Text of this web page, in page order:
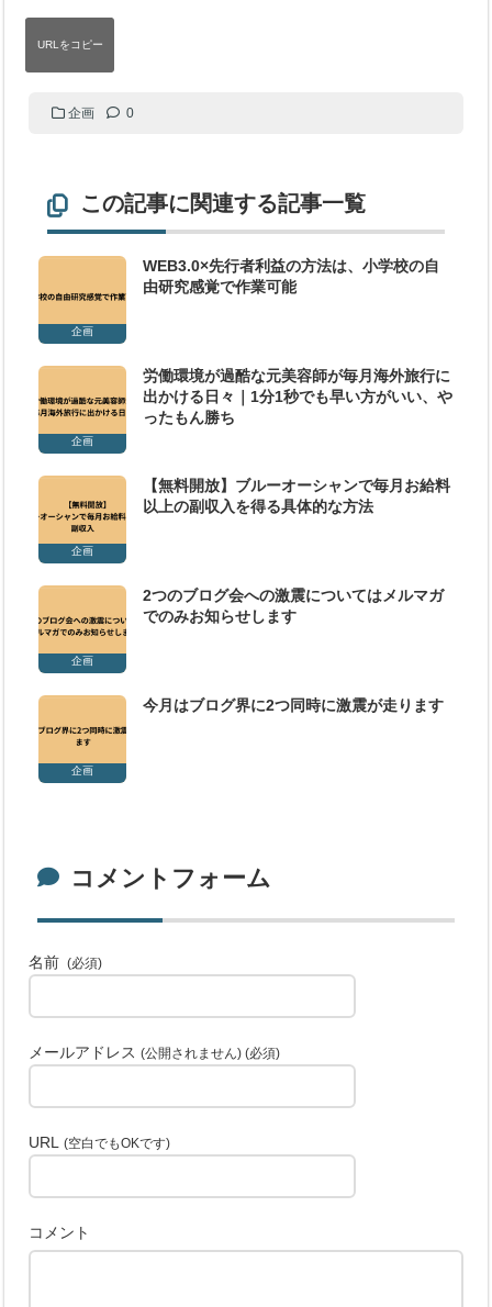
企画 0
この記事に関連する記事一覧
企画
WEB3.0×先行者利益の方法は、小学校の自
由研究感覚で作業可能
企画
労働環境が過酷な元美容師が毎月海外旅行に
出かける日々｜1分1秒でも早い方がいい、や
ったもん勝ち
企画
【無料開放】ブルーオーシャンで毎月お給料
以上の副収入を得る具体的な方法
企画
2つのブログ会への激震についてはメルマガ
でのみお知らせします
企画
今月はブログ界に2つ同時に激震が走ります
コメントフォーム
名前 (必須)
メールアドレス(公開されません) (必須)
URL(空白でもOKです)
コメント